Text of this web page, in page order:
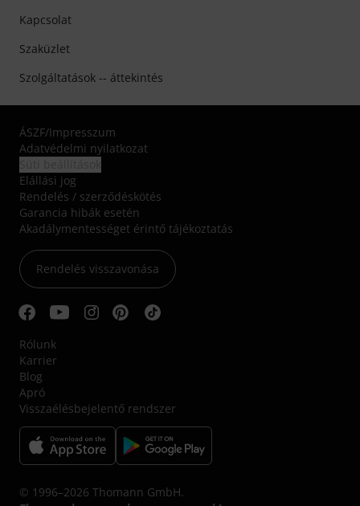
Kapcsolat
Szaküzlet
Szolgáltatások -- áttekintés
ÁSZF/Impresszum
Adatvédelmi nyilatkozat
Elállási jog
Rendelés / szerződéskötés
Garancia hibák esetén
Akadálymentességet érintő tájékoztatás
Rendelés visszavonása
Rólunk
Karrier
Blog
Apró
Visszaélésbejelentő rendszer
© 1996–2026 Thomann GmbH.